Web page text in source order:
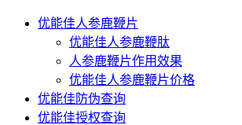
优能佳人参鹿鞭片
优能佳人参鹿鞭肽
人参鹿鞭片作用效果
优能佳人参鹿鞭片价格
优能佳防伪查询
优能佳授权查询